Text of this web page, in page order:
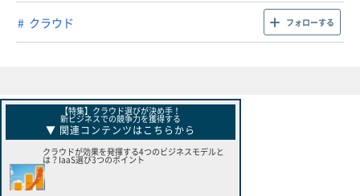
クラウド フォローする
【特集】クラウド選びが決め手！
新ビジネスでの競争力を獲得する
▼ 関連コンテンツはこちらから
クラウドが効果を発揮する4つのビジネスモデルと
は？IaaS選び3つのポイント